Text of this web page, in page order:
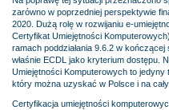
zarówno w poprzedniej perspektywie
2020. Dużą rolę w rozwijaniu e-
Certyfikat Umiejętności
ramach poddziałania 9.6.2 w
właśnie ECDL jako kryterium dostępu.
Umiejętności Komputerowych to
który można uzyskać w Polsce i na
Certyfikacja umiejętności